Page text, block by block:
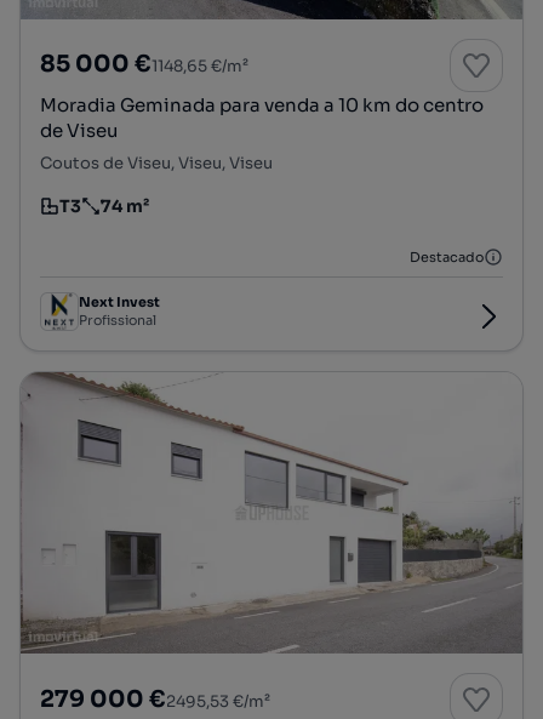
85 000 €1148,65 €/m²
Moradia Geminada para venda a 10 km do centro
de Viseu
Coutos de Viseu, Viseu, Viseu
Tipologia
T3
Preço por metro quadrado
74 m²
Destacado
Next Invest
Profissional
279 000 €2495,53 €/m²